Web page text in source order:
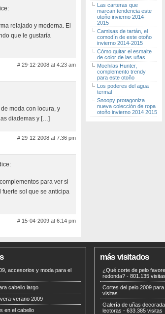
relajado y moderna. El
que le gustaría
# 29-12-2008 at 4:23 am
moda con locura, y
diademas y […]
# 29-12-2008 at 7:36 pm
para ver si
sol que se anticipa
# 15-04-2009 at 6:14 pm
Las carteras que
marcan tendencia este
otoño invierno 2014-
2015
Camisas de tartán, el
comodín de este otoño
invierno 2014-2015
Cómo quitar el esmalte
de color de las uñas
Mochilas Hunter,
complemento trendy
para este otoño
Los poderes del agua
termal
Snoopy protagoniza
nueva colección de ropa
otoño invierno 2014 2015
accesorios y moda para el
cabello largo
verano 2009
en el cabello
más visitados
¿Qué corte de pelo
redonda? - 801.135 visitas
Cortes del pelo 2009
visitas
Galería de uñas
lectoras - 633.385 visitas